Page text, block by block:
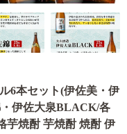
6本セット(伊佐美・伊
伊佐大泉BLACK/各
芋焼酎 芋焼酎 焼酎 伊